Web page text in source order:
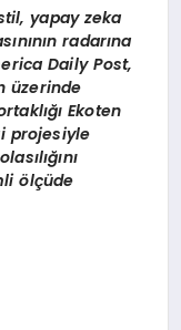
yapay zeka
radarına
Daily Post,
üzerinde
Ekoten
projesiyle
ölçüde